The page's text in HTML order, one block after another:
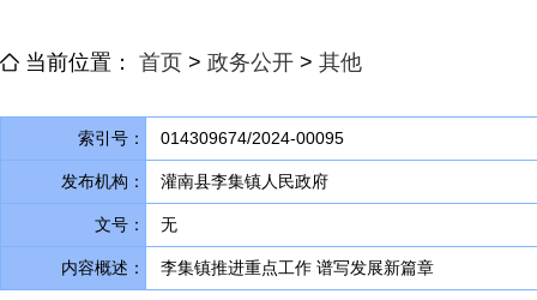
当前位置： 首页 > 政务公开 > 其他
索引号： 014309674/2024-00095
发布机构： 灌南县李集镇人民政府
文号： 无
内容概述： 李集镇推进重点工作 谱写发展新篇章